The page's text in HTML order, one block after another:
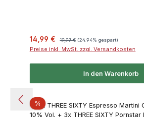
Verkaufspreis:
14,99 € 19,97 € (24.94% gespart)
Preise inkl. MwSt. zzgl. Versandkosten
In den Warenkorb
%Rabatt